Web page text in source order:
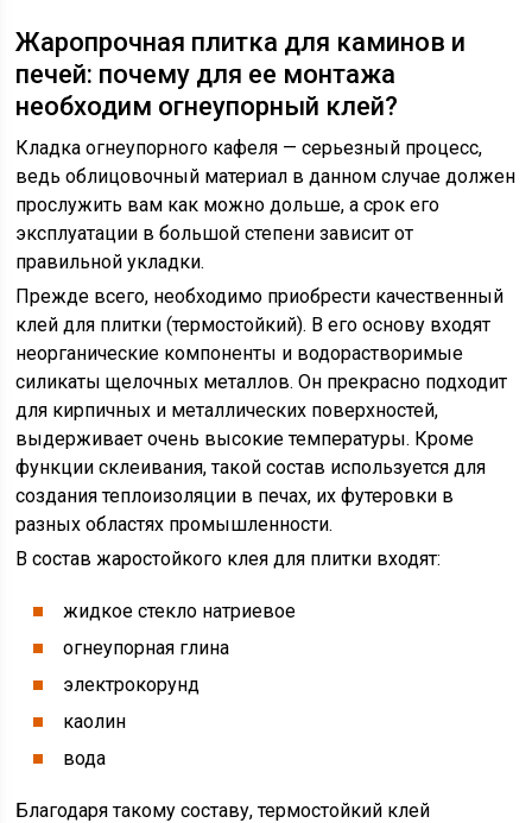
Жаропрочная плитка для каминов и
печей: почему для ее монтажа
необходим огнеупорный клей?
Кладка огнеупорного кафеля — серьезный процесс,
ведь облицовочный материал в данном случае должен
прослужить вам как можно дольше, а срок его
эксплуатации в большой степени зависит от
правильной укладки.
Прежде всего, необходимо приобрести качественный
клей для плитки (термостойкий). В его основу входят
неорганические компоненты и водорастворимые
силикаты щелочных металлов. Он прекрасно подходит
для кирпичных и металлических поверхностей,
выдерживает очень высокие температуры. Кроме
функции склеивания, такой состав используется для
создания теплоизоляции в печах, их футеровки в
разных областях промышленности.
В состав жаростойкого клея для плитки входят:
жидкое стекло натриевое
огнеупорная глина
электрокорунд
каолин
вода
Благодаря такому составу, термостойкий клей